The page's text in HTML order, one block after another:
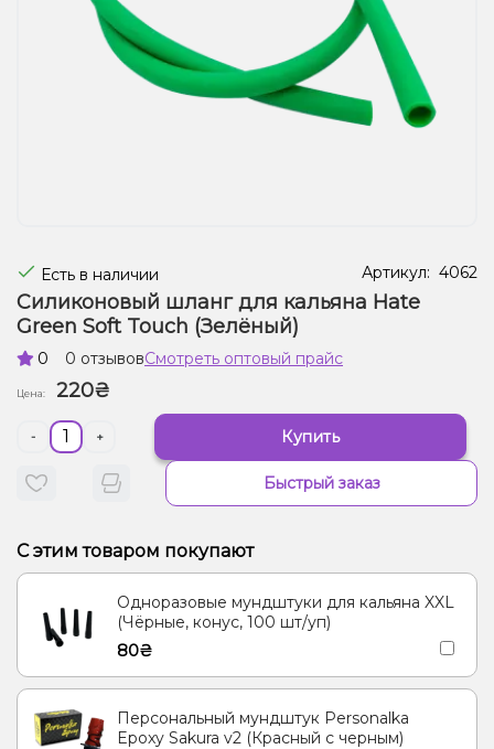
Жидкости для электронных сигарет
Подарочные наборы
Есть в наличии Артикул: 4062
Силиконовый шланг для кальяна Hate
Green Soft Touch (Зелёный)
0 0 отзывовСмотреть оптовый прайс
Цена: 220₴
- + Купить
Быстрый заказ
С этим товаром покупают
Одноразовые мундштуки для кальяна XXL
(Чёрные, конус, 100 шт/уп)
80₴
Персональный мундштук Personalka
Epoxy Sakura v2 (Красный с черным)